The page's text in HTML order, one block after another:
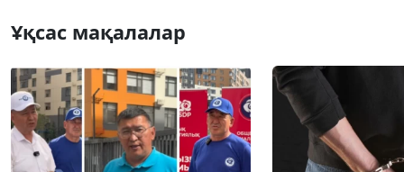
Ұқсас мақалалар